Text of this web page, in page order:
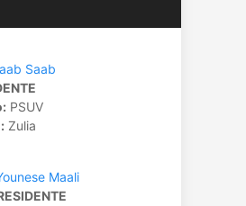
Saab
PSUV
Zulia
Maali